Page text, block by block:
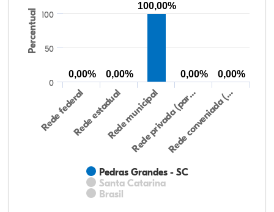
Percentual
Pedras Grandes - SC
Santa Catarina
Brasil
Rede federalRede estadualRede municipal
Rede privada (par…Rede conveniada (…
0
50
100
0,00% 0,00%
100,00%
0,00% 0,00%